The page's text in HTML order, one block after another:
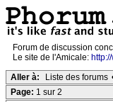
Forum de discussion
Le site de l'Amicale:
Aller à: Liste des forums
Page: 1 sur 2